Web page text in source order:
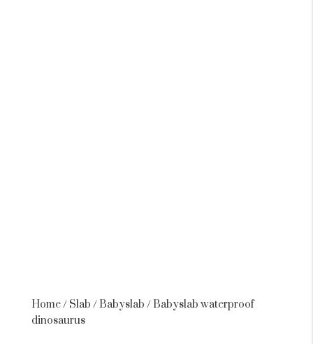
Home/ Slab / Babyslab / Babyslab waterproof
dinosaurus